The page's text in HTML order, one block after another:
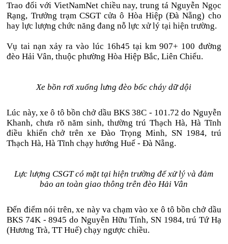
Trao đổi với VietNamNet chiều nay, trung tá Nguyễn Ngọc
Rạng, Trưởng trạm CSGT cửa ô Hòa Hiệp (Đà Nẵng) cho
hay lực lượng chức năng đang nỗ lực xử lý tại hiện trường.
Vụ tai nạn xảy ra vào lúc 16h45 tại km 907+ 100 đường
đèo Hải Vân, thuộc phường Hòa Hiệp Bắc, Liên Chiểu.
Xe bồn rơi xuống lưng đèo bốc cháy dữ dội
Lúc này, xe ô tô bồn chở dầu BKS 38C - 101.72 do Nguyễn
Khanh, chưa rõ năm sinh, thường trú Thạch Hà, Hà Tĩnh
điều khiển chở trên xe Đào Trọng Minh, SN 1984, trú
Thạch Hà, Hà Tĩnh chạy hướng Huế - Đà Nẵng.
Lực lượng CSGT có mặt tại hiện trường để xử lý và đảm
bảo an toàn giao thông trên đèo Hải Vân
Đến điểm nói trên, xe này va chạm vào xe ô tô bồn chở dầu
BKS 74K - 8945 do Nguyễn Hữu Tính, SN 1984, trú Tứ Hạ
(Hương Trà, TT Huế) chạy ngược chiều.